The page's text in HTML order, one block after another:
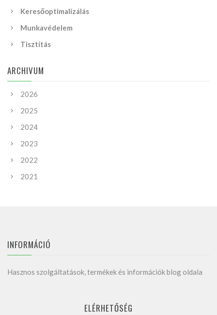
Keresőoptimalizálás
Munkavédelem
Tisztítás
ARCHIVUM
2026
2025
2024
2023
2022
2021
INFORMÁCIÓ
Hasznos szolgáltatások, termékek és információk blog oldala
ELÉRHETŐSÉG